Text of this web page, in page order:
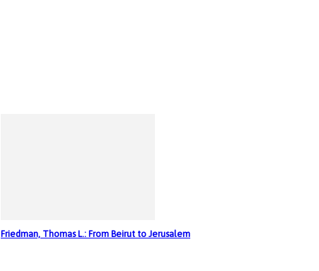
Friedman, Thomas L.: From Beirut to Jerusalem